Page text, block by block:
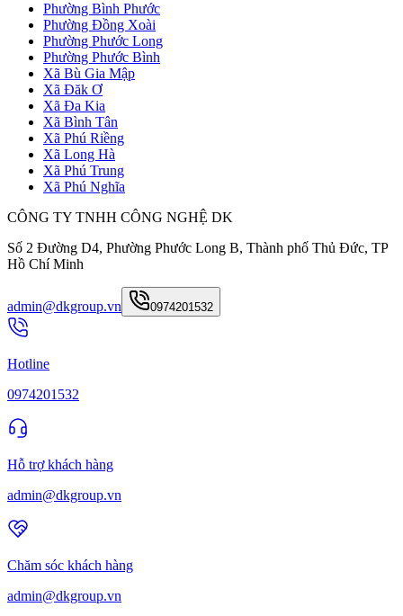
Phường Bình Phước
Phường Đồng Xoài
Phường Phước Long
Phường Phước Bình
Xã Bù Gia Mập
Xã Đăk Ơ
Xã Đa Kia
Xã Bình Tân
Xã Phú Riềng
Xã Long Hà
Xã Phú Trung
Xã Phú Nghĩa
CÔNG TY TNHH CÔNG NGHỆ DK
Số 2 Đường D4, Phường Phước Long B, Thành phố Thủ Đức, TP
Hồ Chí Minh
admin@dkgroup.vn 0974201532
Hotline
0974201532
Hỗ trợ khách hàng
admin@dkgroup.vn
Chăm sóc khách hàng
admin@dkgroup.vn